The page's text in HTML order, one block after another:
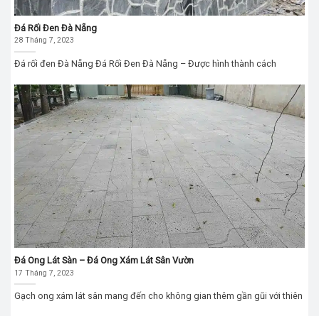
Đá Rối Đen Đà Nẵng
28 Tháng 7, 2023
Đá rối đen Đà Nẵng Đá Rối Đen Đà Nẵng – Được hình thành cách
Đá Ong Lát Sàn – Đá Ong Xám Lát Sân Vườn
17 Tháng 7, 2023
Gạch ong xám lát sân mang đến cho không gian thêm gần gũi với thiên